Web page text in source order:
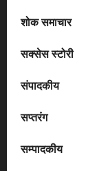
शोक समाचार
सक्सेस स्टोरी
संपादकीय
सप्तरंग
सम्पादकीय